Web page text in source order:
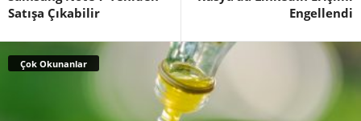
Satışa Çıkabilir
Engellendi
Çok Okunanlar